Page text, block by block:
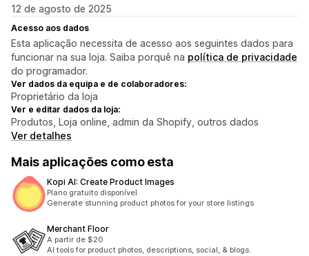
12 de agosto de 2025
Acesso aos dados
Esta aplicação necessita de acesso aos seguintes dados para
funcionar na sua loja. Saiba porquê na política de privacidade
do programador.
Ver dados da equipa e de colaboradores:
Proprietário da loja
Ver e editar dados da loja:
Produtos, Loja online, admin da Shopify, outros dados
Ver detalhes
Mais aplicações como esta
Kopi AI: Create Product Images
Plano gratuito disponível
Generate stunning product photos for your store listings
Merchant Floor
A partir de $20
AI tools for product photos, descriptions, social, & blogs.